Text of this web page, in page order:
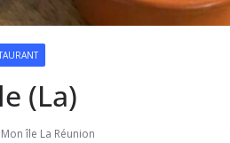
(La)
île La Réunion